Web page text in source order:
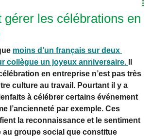
gérer les célébrations en
moins d’un français sur deux
collègue un joyeux anniversaire.
en entreprise n’est pas très
culture au travail. Pourtant il y a
à célébrer certains événement
l’ancienneté par exemple. Ces
la reconnaissance et le sentiment
au groupe social que constitue